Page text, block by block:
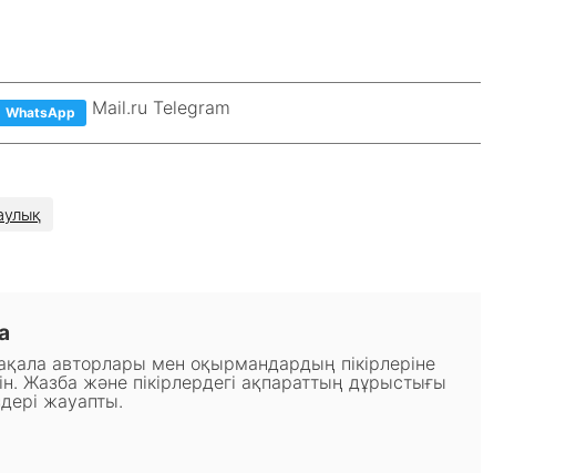
WhatsApp Mail.ru Telegram
авторлары мен оқырмандардың пікірлеріне
Жазба және пікірлердегі ақпараттың дұрыстығы
жауапты.